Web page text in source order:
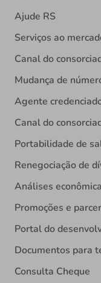
Ajude RS
Serviços ao
Canal do
Mudança de
Agente
Canal do
Portabilidade de
Renegociação de
Análises
Promoções e
Portal do
Documentos para
Consulta Cheque